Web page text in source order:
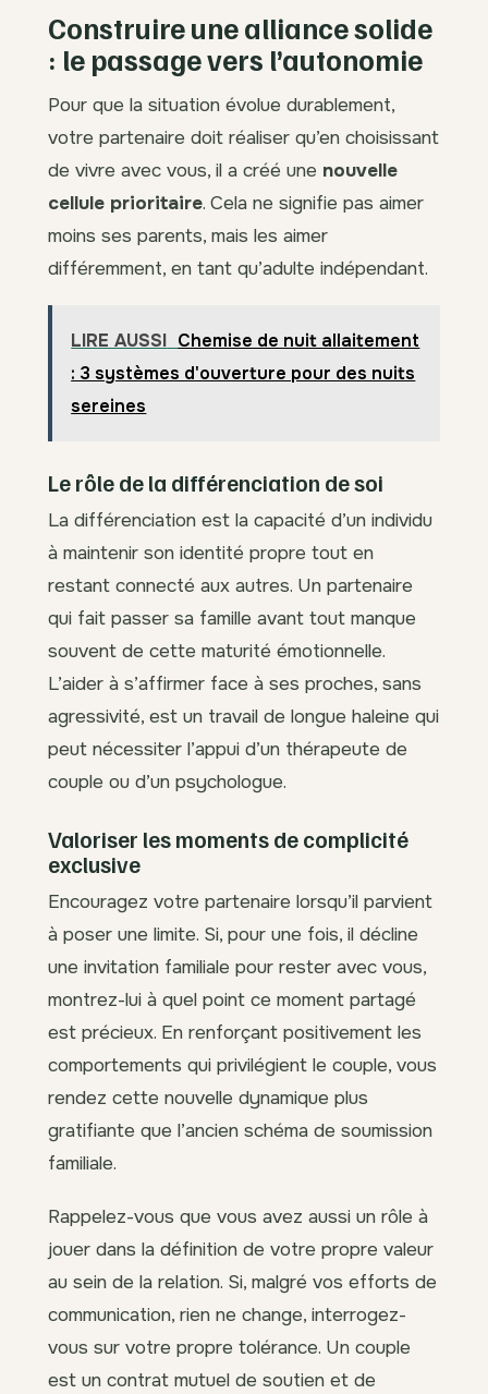
Construire une alliance solide
: le passage vers l’autonomie
Pour que la situation évolue durablement,
votre partenaire doit réaliser qu’en choisissant
de vivre avec vous, il a créé une nouvelle
cellule prioritaire. Cela ne signifie pas aimer
moins ses parents, mais les aimer
différemment, en tant qu’adulte indépendant.
LIRE AUSSI Chemise de nuit allaitement
: 3 systèmes d'ouverture pour des nuits
sereines
Le rôle de la différenciation de soi
La différenciation est la capacité d’un individu
à maintenir son identité propre tout en
restant connecté aux autres. Un partenaire
qui fait passer sa famille avant tout manque
souvent de cette maturité émotionnelle.
L’aider à s’affirmer face à ses proches, sans
agressivité, est un travail de longue haleine qui
peut nécessiter l’appui d’un thérapeute de
couple ou d’un psychologue.
Valoriser les moments de complicité
exclusive
Encouragez votre partenaire lorsqu’il parvient
à poser une limite. Si, pour une fois, il décline
une invitation familiale pour rester avec vous,
montrez-lui à quel point ce moment partagé
est précieux. En renforçant positivement les
comportements qui privilégient le couple, vous
rendez cette nouvelle dynamique plus
gratifiante que l’ancien schéma de soumission
familiale.
Rappelez-vous que vous avez aussi un rôle à
jouer dans la définition de votre propre valeur
au sein de la relation. Si, malgré vos efforts de
communication, rien ne change, interrogez-
vous sur votre propre tolérance. Un couple
est un contrat mutuel de soutien et de